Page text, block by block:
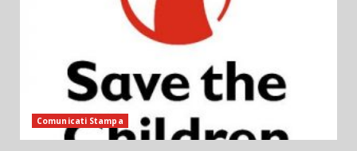
Comunicati Stampa